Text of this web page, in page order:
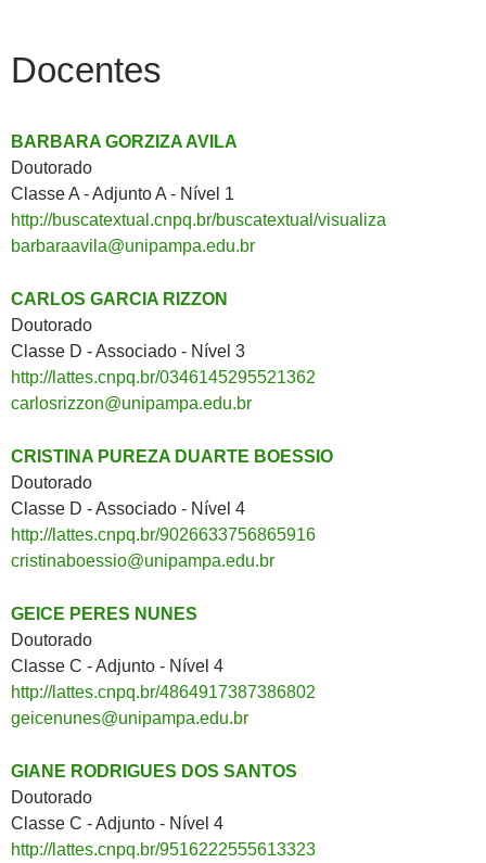
Docentes
BARBARA GORZIZA AVILA
Doutorado
Classe A - Adjunto A - Nível 1
http://buscatextual.cnpq.br/buscatextual/visualiza
barbaraavila@unipampa.edu.br
CARLOS GARCIA RIZZON
Doutorado
Classe D - Associado - Nível 3
http://lattes.cnpq.br/0346145295521362
carlosrizzon@unipampa.edu.br
CRISTINA PUREZA DUARTE BOESSIO
Doutorado
Classe D - Associado - Nível 4
http://lattes.cnpq.br/9026633756865916
cristinaboessio@unipampa.edu.br
GEICE PERES NUNES
Doutorado
Classe C - Adjunto - Nível 4
http://lattes.cnpq.br/4864917387386802
geicenunes@unipampa.edu.br
GIANE RODRIGUES DOS SANTOS
Doutorado
Classe C - Adjunto - Nível 4
http://lattes.cnpq.br/9516222555613323